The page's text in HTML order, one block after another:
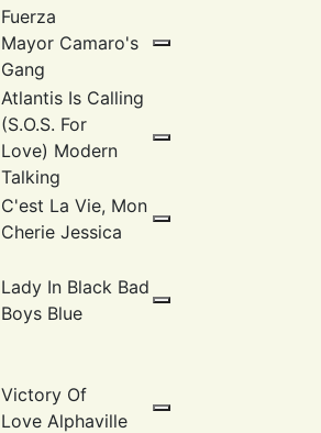
Fuerza
Mayor Camaro's
Gang
Atlantis Is Calling
(S.O.S. For
Love) Modern
Talking
C'est La Vie, Mon
Cherie Jessica
Lady In Black Bad
Boys Blue
Victory Of
Love Alphaville